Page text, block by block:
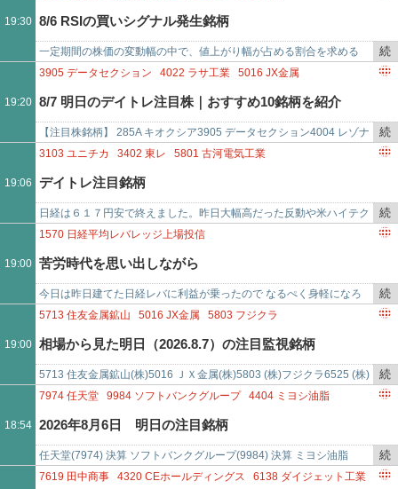
事
で
19:30
CEホールディングス 9878
セキド
鉄人化ホールディングス 3395 サンマルクホールディングス
3463いちごホテルリート投資法人
3662 エイチームホールディングス 7578 ニチリョク
8/6 RSIの買いシグナル発生銘柄
一定期間の株価の変動幅の中で、値上がり幅が占める割合を求める
『RSI』にて、本日「買いシグナル」が発生した銘柄をまとめまし
続
き
事
で
19:20
3905 データセクション 4022 ラサ工業 5016 JX金属
三井金属 フジクラ
AIメカテック
KOKUSAI ELECTRIC 6966三井ハイテック 6976 太陽誘電
9984ソフトバンクグループ
8/7 明日のデイトレ注目株｜おすすめ10銘柄を紹介
【注目株銘柄】 285A キオクシア3905 データセクション4004 レゾナ
ック464A ＱＰＳＨＤ485A パワーエックス5016 ＪＸ金属57…
続
き
事
で
19:06
3103 ユニチカ 3402 東レ 5801 古河電気工業
KOKUSAI ELECTRIC
デイトレ注目銘柄
日経は６１７円安で終えました。昨日大幅高だった反動や米ハイテク
株安も受けて一時は１３００円以上下落する場面もありました。昨日
続
き
事
で
19:00
1570 日経平均レバレッジ上場投信
苦労時代を思い出しながら
今日は昨日建てた日経レバに利益が乗ったので なるぺく身軽になろ
う！と手仕舞しました 1500円ほどの利益をあげました 岩井コスモ証
続
き
事
で
19:00
5713 住友金属鉱山 5016 JX金属 5803 フジクラ
6525KOKUSAI ELECTRIC
相場から見た明日（2026.8.7）の注目監視銘柄
5713 住友金属鉱山(株)5016 ＪＸ金属(株)5803 (株)フジクラ6525 (株)
ＫＯＫＵＳＡＩ ＥＬＥＣＴＲＩＣ
続
き
事
で
18:54
7974 任天堂 9984 ソフトバンクグループ 4404 ミヨシ油脂
三愛オブリ 1852 淺沼組 3901
TOKAIホールディングス 6763 帝国通信工業
8876リログループ 6875メガチップス 1899福田組
6465 ホシザキ 5016 JX金属 4004 レゾナック・ホールディングス
2026年8月6日 明日の注目銘柄
任天堂(7974) 決算 ソフトバンクグループ(9984) 決算 ミヨシ油脂
(4404) 自社株買い 三愛オブリ(8097) 自社株買い 淺沼組(1…
続
き
7619 田中商事 4320 CEホールディングス 6138 ダイジェット工業